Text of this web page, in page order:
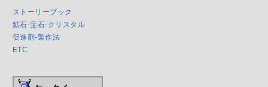
ストーリーブック
鉱石-宝石-クリスタル
促進剤-製作法
ETC